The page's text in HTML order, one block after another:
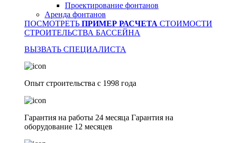
Проектирование фонтанов
Аренда фонтанов
ПОСМОТРЕТЬ ПРИМЕР РАСЧЕТА СТОИМОСТИ
СТРОИТЕЛЬСТВА БАССЕЙНА
ВЫЗВАТЬ СПЕЦИАЛИСТА
Опыт строительства с 1998 года
Гарантия на работы 24 месяца Гарантия на
оборудование 12 месяцев